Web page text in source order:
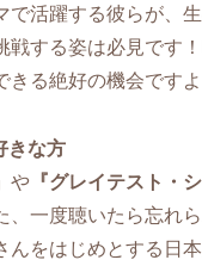
で活躍する彼らが、
戦する姿は必見です！
る絶好の機会ですよ
きな方
や 『グレイテスト・
、一度聴いたら忘れ
んをはじめとする日